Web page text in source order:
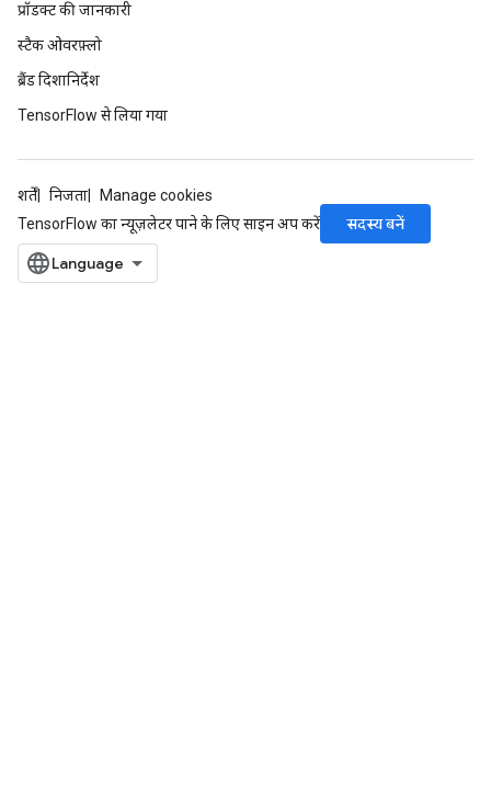
प्रॉडक्ट की जानकारी
स्टैक ओवरफ़्लो
ब्रैंड दिशानिर्देश
TensorFlow से लिया गया
शर्तें निजता
Manage cookies
TensorFlow का न्यूज़लेटर पाने के लिए साइन अप करें
सदस्य बनें